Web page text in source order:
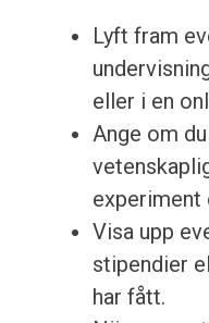
Lyft fram
eller i en
Ange om
experiment
Visa upp
stipendier
har fått.